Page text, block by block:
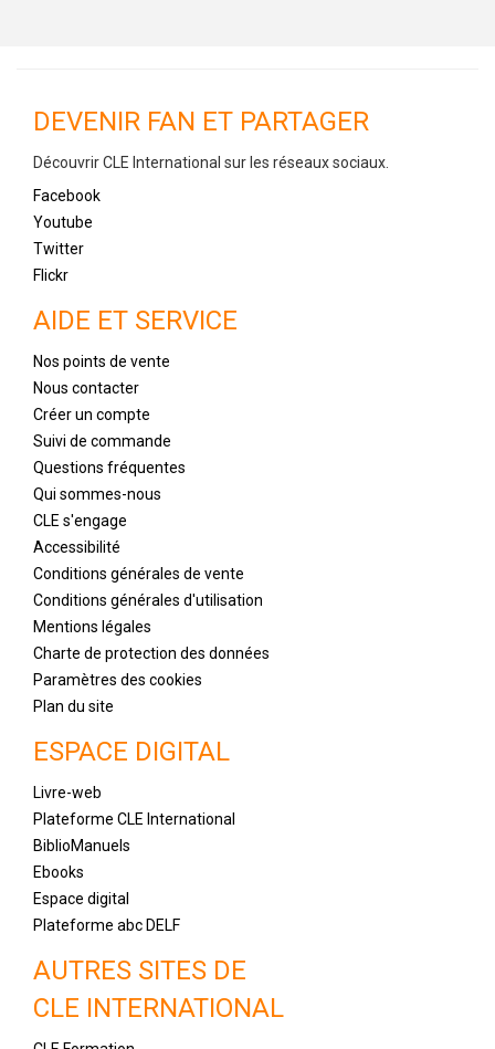
DEVENIR FAN ET PARTAGER
Découvrir CLE International sur les réseaux sociaux.
Facebook
Youtube
Twitter
Flickr
AIDE ET SERVICE
Nos points de vente
Nous contacter
Créer un compte
Suivi de commande
Questions fréquentes
Qui sommes-nous
CLE s'engage
Accessibilité
Conditions générales de vente
Conditions générales d'utilisation
Mentions légales
Charte de protection des données
Paramètres des cookies
Plan du site
ESPACE DIGITAL
Livre-web
Plateforme CLE International
BiblioManuels
Ebooks
Espace digital
Plateforme abc DELF
AUTRES SITES DE
CLE INTERNATIONAL